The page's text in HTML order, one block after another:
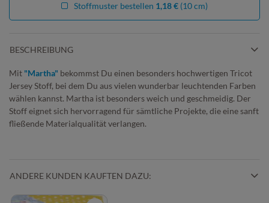
Stoffmuster bestellen 1,18 € (10 cm)
BESCHREIBUNG
Mit "Martha" bekommst Du einen besonders hochwertigen Tricot
Jersey Stoff, bei dem Du aus vielen wunderbar leuchtenden Farben
wählen kannst. Martha ist besonders weich und geschmeidig. Der
Stoff eignet sich hervorragend für sämtliche Projekte, die eine sanft
fließende Materialqualität verlangen.
ANDERE KUNDEN KAUFTEN DAZU: